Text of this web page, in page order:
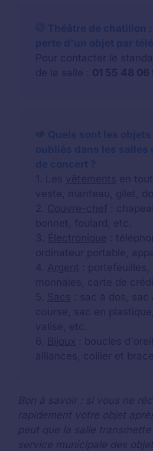
Quels sont les
oubliés dans les salles
de concert ?
1. Les vêtements en
veste, manteau, gilet,
2. Couvre-chef :
bonnet, foulard, etc.
3. Électronique :
ordinateur portable,
4. Argent : portefeuilles,
monnaies, carte de
5. Sacs : sac à dos, sac
course, sac en
valise, etc.
6. Bijoux : boucles
alliances, collier et
Bon à savoir : si vous ne
rapidement votre objet
peut que la salle
service municipale des